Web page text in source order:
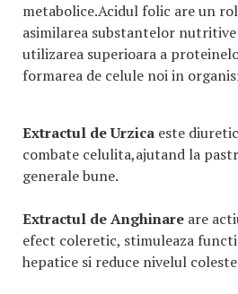
metabolice.Acidul folic are un
asimilarea substantelor
utilizarea superioara a
formarea de celule noi in
Extractul de Urzica este
combate celulita,ajutand la
generale bune.
Extractul de Anghinare are
efect coleretic, stimuleaza
hepatice si reduce nivelul